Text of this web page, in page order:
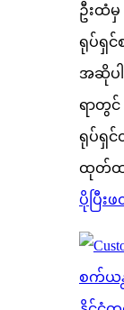
ဦးထံ
ရုပ်ရှ
အဆိုပ
ရာတွ
ရုပ်ရှ
ထုတ်ထ
ပိုပြီးဖ